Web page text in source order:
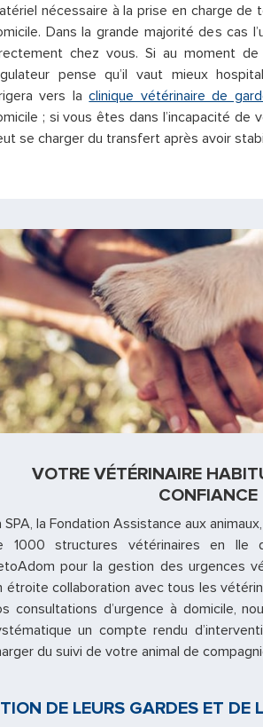
nécessaire à la prise en charge de
Dans la grande majorité des cas
chez vous. Si au moment
pense qu’il vaut mieux
vers laclinique vétérinaire de
; si vous êtes dans l’incapacité de
se charger du transfert après avoir
VOTRE VÉTÉRINAIRE
CONFIANCE
SPA, la Fondation Assistance aux
1000 structures vétérinaires en Ile
pour la gestion des urgences
étroite collaboration avec tous les
consultations d’urgence à domicile,
un compte rendu
du suivi de votre animal de
DE LEURS GARDES ET DE